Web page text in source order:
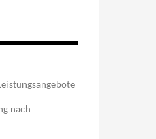
nach